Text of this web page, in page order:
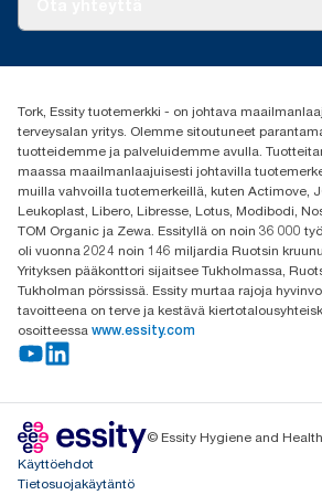
(+358) 9 5068 8222
Oy Essity Finland Ab
Revontulenkuja 1
02100 Espoo
Tork, Essity tuotemerkki - on johtava
terveysalan yritys. Olemme sitoutuneet
tuotteidemme ja palveluidemme avulla.
maassa maailmanlaajuisesti johtavilla
muilla vahvoilla tuotemerkeillä, kuten Actimove,
Leukoplast, Libero, Libresse, Lotus, Modibodi,
TOM Organic ja Zewa. Essityllä on noin 36 000
oli vuonna 2024 noin 146 miljardia Ruotsin
Yrityksen pääkonttori sijaitsee Tukholmassa,
Tukholman pörssissä. Essity murtaa rajoja
tavoitteena on terve ja kestävä
osoitteessa www.essity.com
© Essity Hygiene and
Käyttöehdot
Tietosuojakäytäntö